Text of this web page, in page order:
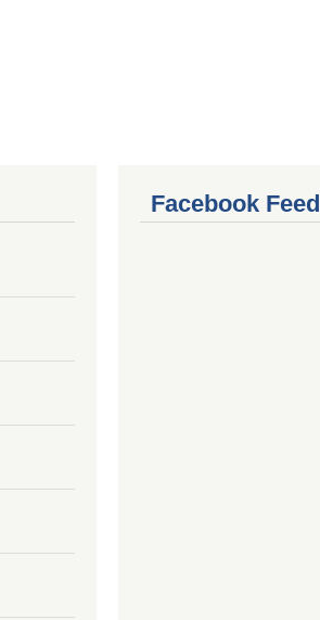
Facebook Feed